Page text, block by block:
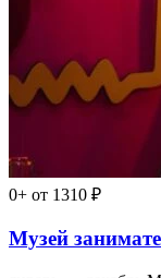
0+ от 1310 ₽
Музей